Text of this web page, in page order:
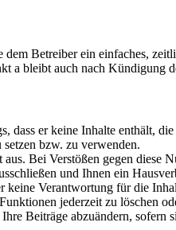
Betreiber ein einfaches,
a bleibt auch nach Kündigung
dass er keine Inhalte enthält,
bzw. zu verwenden.
Bei Verstößen gegen
und Ihnen ein
keine Verantwortung für die
jederzeit zu löschen
Beiträge abzuändern,